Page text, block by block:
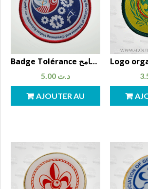
Badge Tolérance شارة المتسامح
5.00 د.ت
AJOUTER AU